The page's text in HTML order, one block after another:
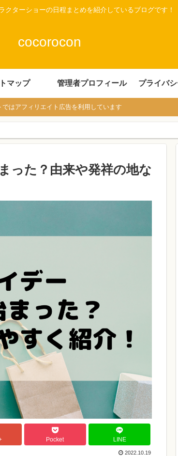
クターショーの日程まとめを紹介しているブログです！
cocorocon
マップ 管理者プロフィール プライバ
ではアフィリエイト広告を利用しています
った？由来や発祥の地な
Pocket LINE
2022.10.19